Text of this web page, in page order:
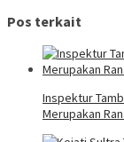
Pos terkait
Inspektur
Merupakan